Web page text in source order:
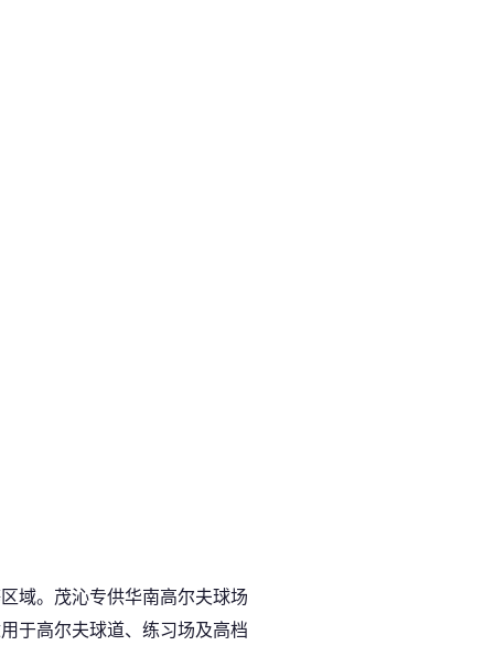
域。茂沁专供华南高尔夫球场
于高尔夫球道、练习场及高档